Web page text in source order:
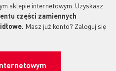
sklepie internetowym. Uzyskasz
części zamiennych
Masz już konto? Zaloguj się